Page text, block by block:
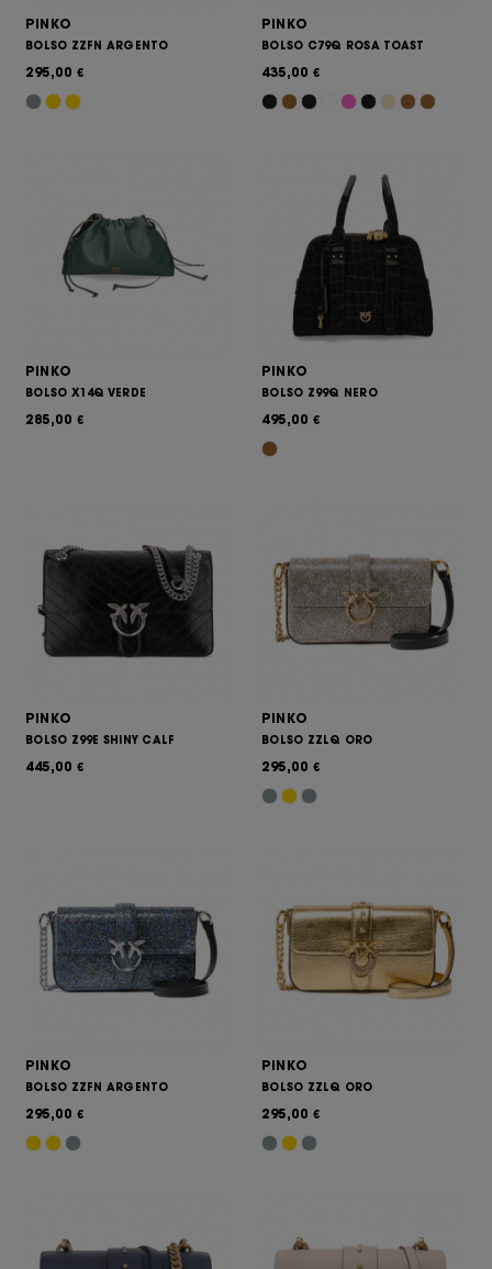
PINKO
BOLSO ZZFN ARGENTO
295,00 €
PINKO
BOLSO C79Q ROSA TOAST
435,00 €
PINKO
BOLSO X14Q VERDE
285,00 €
PINKO
BOLSO Z99Q NERO
495,00 €
PINKO
BOLSO Z99E SHINY CALF
445,00 €
PINKO
BOLSO ZZLQ ORO
295,00 €
PINKO
BOLSO ZZFN ARGENTO
295,00 €
PINKO
BOLSO ZZLQ ORO
295,00 €